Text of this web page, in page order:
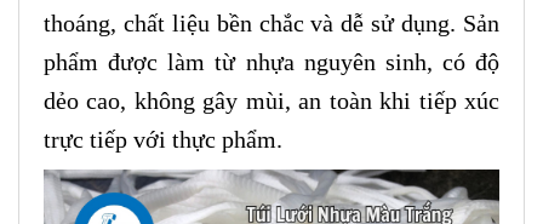
thoáng, chất liệu bền chắc và dễ sử dụng. Sản
phẩm được làm từ nhựa nguyên sinh, có độ
dẻo cao, không gây mùi, an toàn khi tiếp xúc
trực tiếp với thực phẩm.